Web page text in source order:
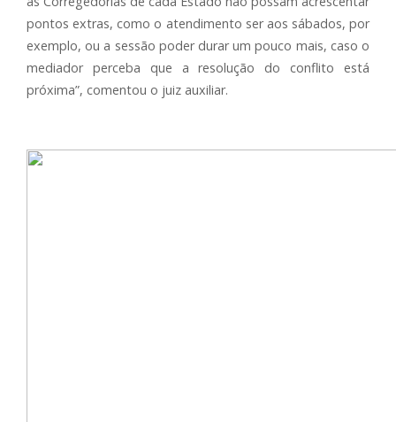
pontos extras, como o atendimento ser aos sábados, por
exemplo, ou a sessão poder durar um pouco mais, caso o
mediador perceba que a resolução do conflito está
próxima”, comentou o juiz auxiliar.